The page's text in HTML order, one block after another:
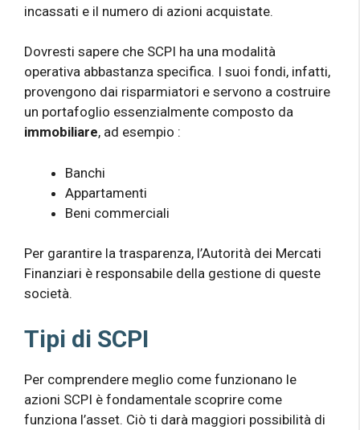
incassati e il numero di azioni acquistate.
Dovresti sapere che SCPI ha una modalità
operativa abbastanza specifica. I suoi fondi, infatti,
provengono dai risparmiatori e servono a costruire
un portafoglio essenzialmente composto da
immobiliare, ad esempio :
Banchi
Appartamenti
Beni commerciali
Per garantire la trasparenza, l’Autorità dei Mercati
Finanziari è responsabile della gestione di queste
società.
Tipi di SCPI
Per comprendere meglio come funzionano le
azioni SCPI è fondamentale scoprire come
funziona l’asset. Ciò ti darà maggiori possibilità di